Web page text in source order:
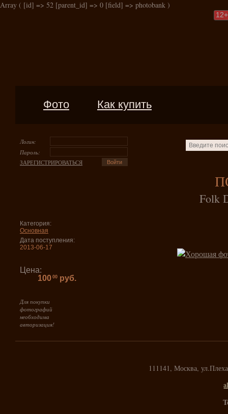
Array ( [id] => 52 [parent_id] => 0 [field] => photobank )
12+
Фото Как купить
Логин:
Пароль:
ЗАРЕГИСТРИРОВАТЬСЯ
Folk
Категория:
Основная
Дата поступления:
2013-06-17
Цена:
100 00 руб.
Для покупки
фотографий
необходима
авторизация!
111141, Москва,